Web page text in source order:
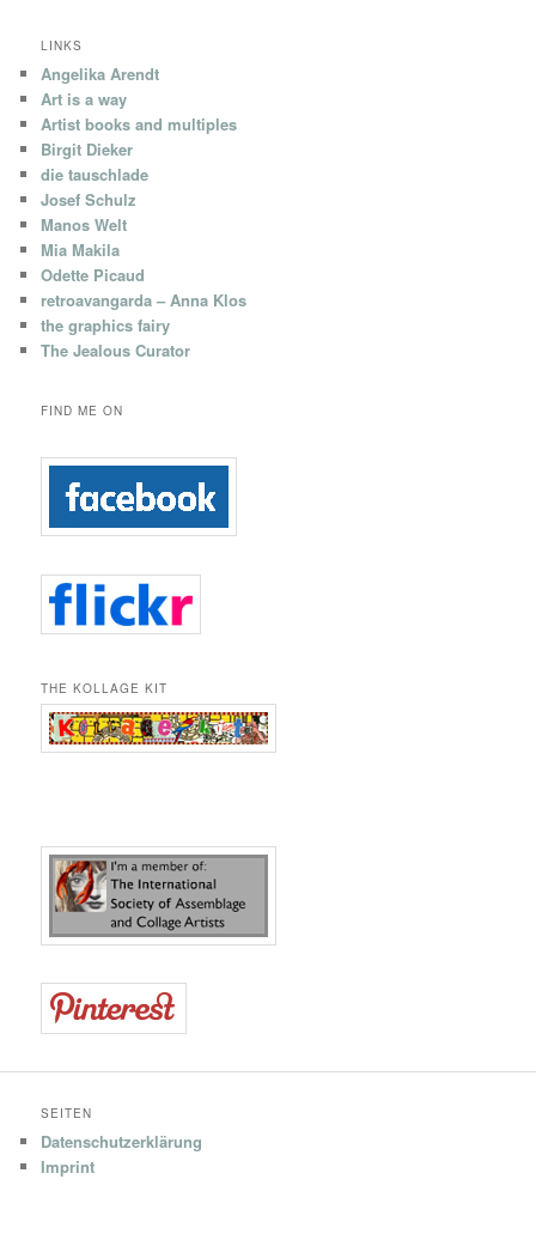
LINKS
Angelika Arendt
Art is a way
Artist books and multiples
Birgit Dieker
die tauschlade
Josef Schulz
Manos Welt
Mia Makila
Odette Picaud
retroavangarda – Anna Klos
the graphics fairy
The Jealous Curator
FIND ME ON
THE KOLLAGE KIT
SEITEN
Datenschutzerklärung
Imprint